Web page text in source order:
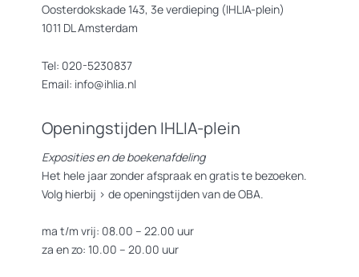
Oosterdokskade 143, 3e verdieping (IHLIA-plein)
1011 DL Amsterdam
Tel: 020-5230837
Email: info@ihlia.nl
Openingstijden IHLIA-plein
Exposities en de boekenafdeling
Het hele jaar zonder afspraak en gratis te bezoeken.
Volg hierbij > de openingstijden van de OBA.
ma t/m vrij: 08.00 – 22.00 uur
za en zo: 10.00 – 20.00 uur